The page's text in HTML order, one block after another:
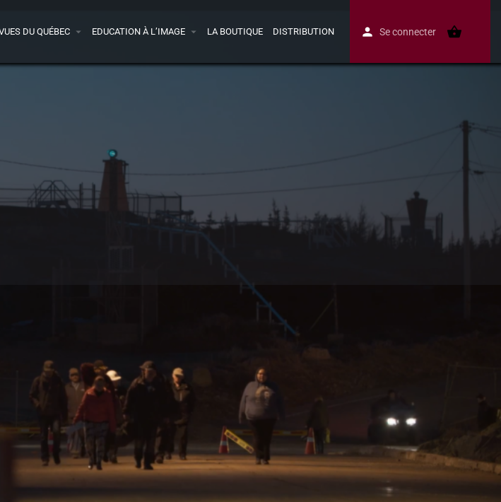
DU QUÉBEC EDUCATION À L’IMAGE LA BOUTIQUE DISTRIBUTION Se connecter
votre avis Partagez
Affiche